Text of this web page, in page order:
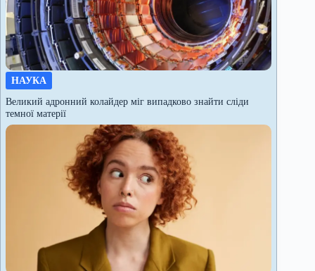
НАУКА
Великий адронний колайдер міг випадково знайти сліди
темної матерії